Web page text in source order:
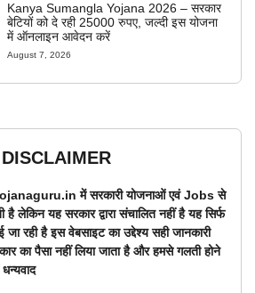
Kanya Sumangla Yojana 2026 – सरकार
बेटियों को दे रही 25000 रुपए, जल्दी इस योजना
में ऑनलाइन आवेदन करें
August 7, 2026
DISCLAIMER
में सरकारी योजनाओं एवं Jobs से
है लेकिन यह सरकार द्वारा संचालित नहीं है यह सिर्फ
जा रही है इस वेबसाइट का उद्देश्य सही जानकारी
का पैसा नहीं लिया जाता है और हमसे गलती होने